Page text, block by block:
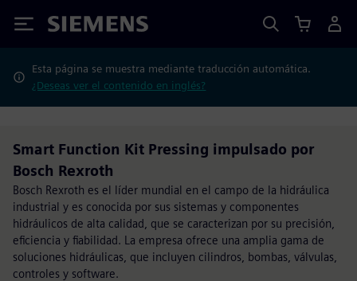
Siemens
Esta página se muestra mediante traducción automática.
¿Deseas ver el contenido en inglés?
Smart Function Kit Pressing impulsado por
Bosch Rexroth
Bosch Rexroth es el líder mundial en el campo de la hidráulica
industrial y es conocida por sus sistemas y componentes
hidráulicos de alta calidad, que se caracterizan por su precisión,
eficiencia y fiabilidad. La empresa ofrece una amplia gama de
soluciones hidráulicas, que incluyen cilindros, bombas, válvulas,
controles y software.